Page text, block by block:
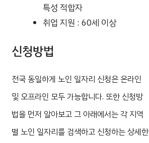
특성 적합자
취업 지원 : 60세 이상
신청방법
전국 동일하게 노인 일자리 신청은 온라인
및 오프라인 모두 가능합니다. 또한 신청방
법을 먼저 알아보고 그 아래에서는 각 지역
별 노인 일자리를 검색하고 신청하는 상세한